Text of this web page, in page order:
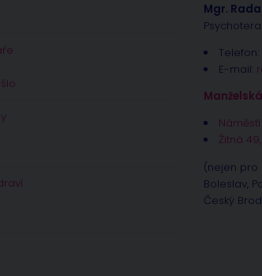
Mgr.
Telefon:
E-mail:
Žitná
(nejen pro
Boleslav,
Český